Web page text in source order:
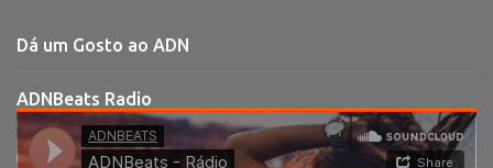
t
r
i
Dá um Gosto ao ADN
ADNBeats Radio